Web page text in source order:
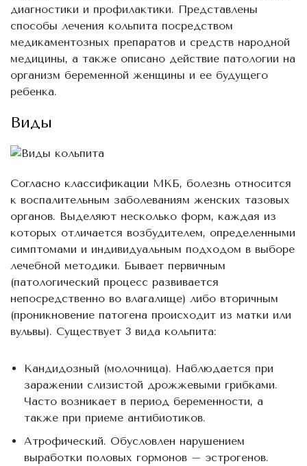
диагностики и профилактики. Представлены
способы лечения кольпита посредством
медикаментозных препаратов и средств народной
медицины, а также описано действие патологии на
организм беременной женщины и ее будущего
ребенка.
Виды
Согласно классификации МКБ, болезнь относится
к воспалительным заболеваниям женских тазовых
органов. Выделяют несколько форм, каждая из
которых отличается возбудителем, определенными
симптомами и индивидуальным подходом в выборе
лечебной методики. Бывает первичным
(патологический процесс развивается
непосредственно во влагалище) либо вторичным
(проникновение патогена происходит из матки или
вульвы). Существует 3 вида кольпита:
Кандидозный (молочница). Наблюдается при
заражении слизистой дрожжевыми грибками.
Часто возникает в период беременности, а
также при приеме антибиотиков.
Атрофический. Обусловлен нарушением
выработки половых гормонов – эстрогенов.